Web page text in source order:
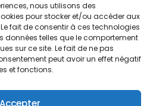
nous utilisons des
pour stocker et/ou accéder aux
fait de consentir à ces technologies
données telles que le comportement
sur ce site. Le fait de ne pas
peut avoir un effet négatif
et fonctions.
Accepter